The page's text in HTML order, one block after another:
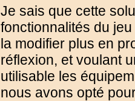
Je sais que cette
fonctionnalités du
la modifier plus en
réflexion, et voulant
utilisable les
nous avons opté